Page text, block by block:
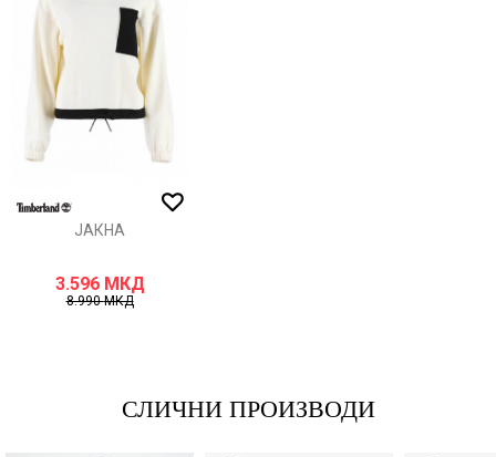
Порака
ЈАКНА
3.596 МКД
8.990МКД
СЛИЧНИ ПРОИЗВОДИ